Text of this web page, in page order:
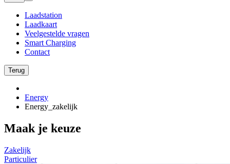
Laadstation
Laadkaart
Veelgestelde vragen
Smart Charging
Contact
Terug
Energy
Energy_zakelijk
Maak je keuze
Zakelijk
Particulier